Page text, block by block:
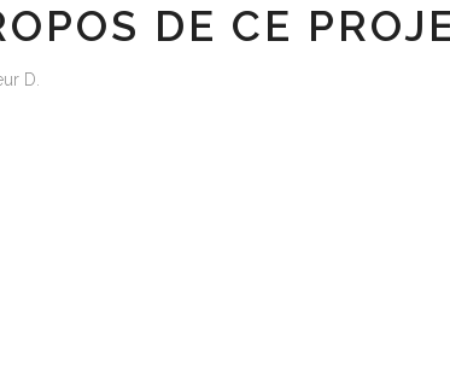
DE CE
D.